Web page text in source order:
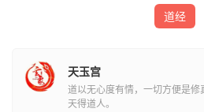
霙大神之庭，月府太阴之所，三
咎，斡运阴阳，速会英华，散为
张某，阳雷神君苟某，阴雷神君
元帅单阏，雷部万神，九霄玉清
道经
天玉宫
道以无心度有情，一切方便是
天得道人。